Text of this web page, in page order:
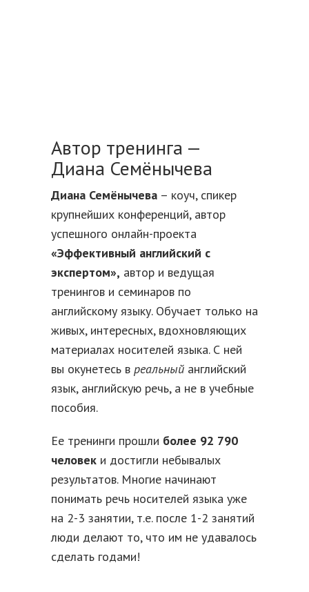
Автор тренинга —
Диана Семёнычева
Диана Семёнычева – коуч, спикер
крупнейших конференций, автор
успешного онлайн-проекта
«Эффективный английский с
экспертом», автор и ведущая
тренингов и семинаров по
английскому языку. Обучает только на
живых, интересных, вдохновляющих
материалах носителей языка. С ней
вы окунетесь в реальный английский
язык, английскую речь, а не в учебные
пособия.
Ее тренинги прошли более 92 790
человек и достигли небывалых
результатов. Многие начинают
понимать речь носителей языка уже
на 2-3 занятии, т.е. после 1-2 занятий
люди делают то, что им не удавалось
сделать годами!